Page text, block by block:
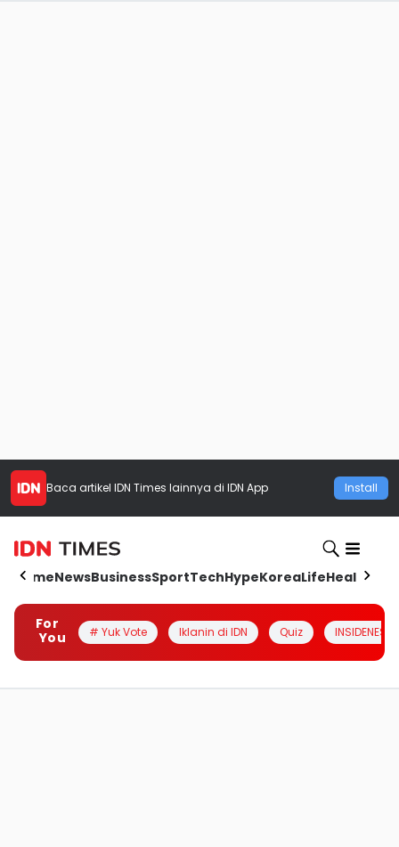
Baca artikel IDN Times lainnya di IDN App Install
HomeNewsBusinessSportTechHypeKoreaLifeHealth
For
You
# Yuk Vote Iklanin di IDN Quiz INSIDENESIA